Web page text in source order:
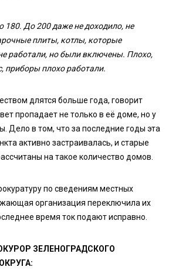
180. До 200 даже не доходило, не
плиты, котлы, которые
работали, но были включены. Плохо,
приборы плохо работали.
длятся больше года, говорит
пропадает не только в её доме, но у
Дело в том, что за последние годы эта
активно застраивалась, и старые
на такое количество домов.
по сведениям местных
организация переключила их
время ток подают исправно.
ЗЕЛЕНОГРАДСКОГО